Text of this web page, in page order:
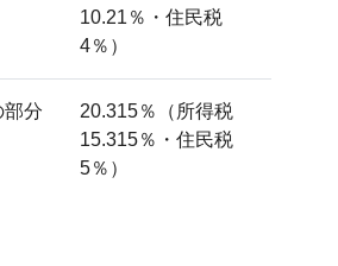
10.21％・住民税
4％）
部分
20.315％（所得税
15.315％・住民税
5％）